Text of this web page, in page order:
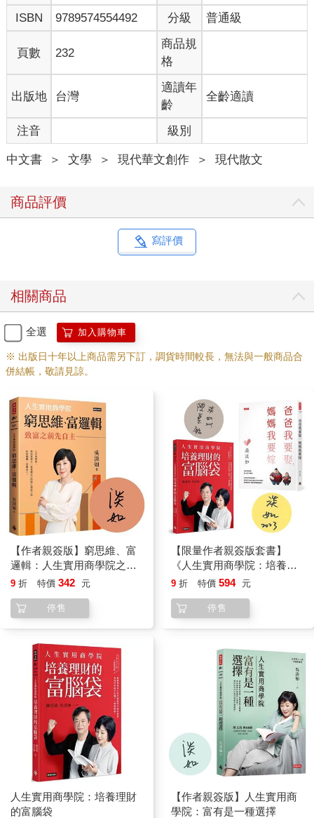
ISBN
9789574554492 分級 普通級
頁數 232
商品規
格
出版地 台灣
適讀年
齡
全齡適讀
注音 級別
中文書 ＞ 文學 ＞ 現代華文創作 ＞ 現代散文
商品評價
寫評價
相關商品
全選 加入購物車
※ 出版日十年以上商品需另下訂，調貨時間較長，無法與一般商品合
併結帳，敬請見諒。
【作者親簽版】窮思維、富
邏輯：人生實用商學院之致
富之前先自主
9 折 特價 342 元
停售
【限量作者親簽版套書】
《人生實用商學院：培養理
財的富腦袋》＋《爸爸要再
9 折 特價 594 元
停售
人生實用商學院：培養理財
的富腦袋
【作者親簽版】人生實用商
學院：富有是一種選擇